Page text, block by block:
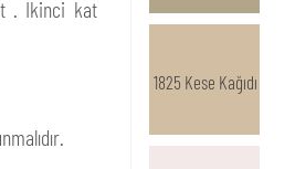
. İkinci kat
1825 Kese Kağıdı